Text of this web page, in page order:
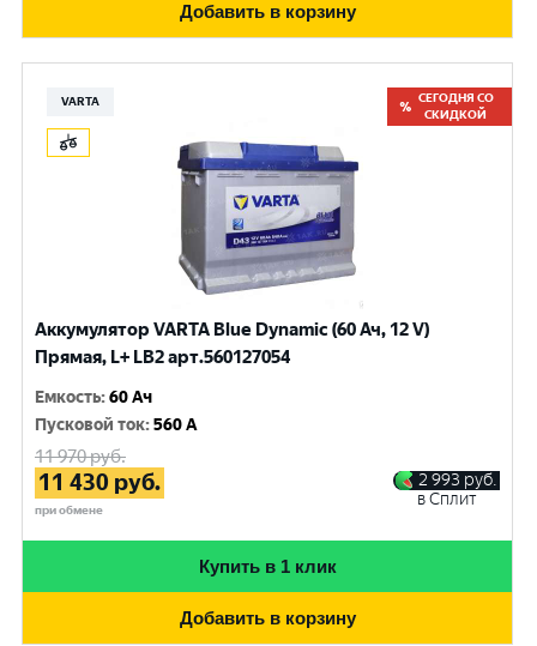
Добавить в корзину
VARTA
СЕГОДНЯ СО
СКИДКОЙ
Аккумулятор VARTA Blue Dynamic (60 Ач, 12 V)
Прямая, L+ LB2 арт.560127054
Емкость:60 Ач
Пусковой ток:560 A
11 970руб.
11 430 руб.
при обмене
2 993 руб.
в Сплит
Купить в 1 клик
Добавить в корзину